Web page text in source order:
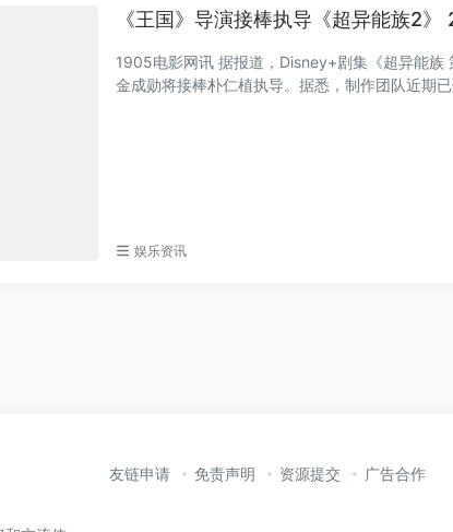
《王国》导演接棒执导《超异能族2
1905电影网讯 据报道，Disney+剧集《超异能族
金成勋将接棒朴仁植执导。据悉，制作团队近期
娱乐资讯
友链申请 免责声明 资源提交 广告合作